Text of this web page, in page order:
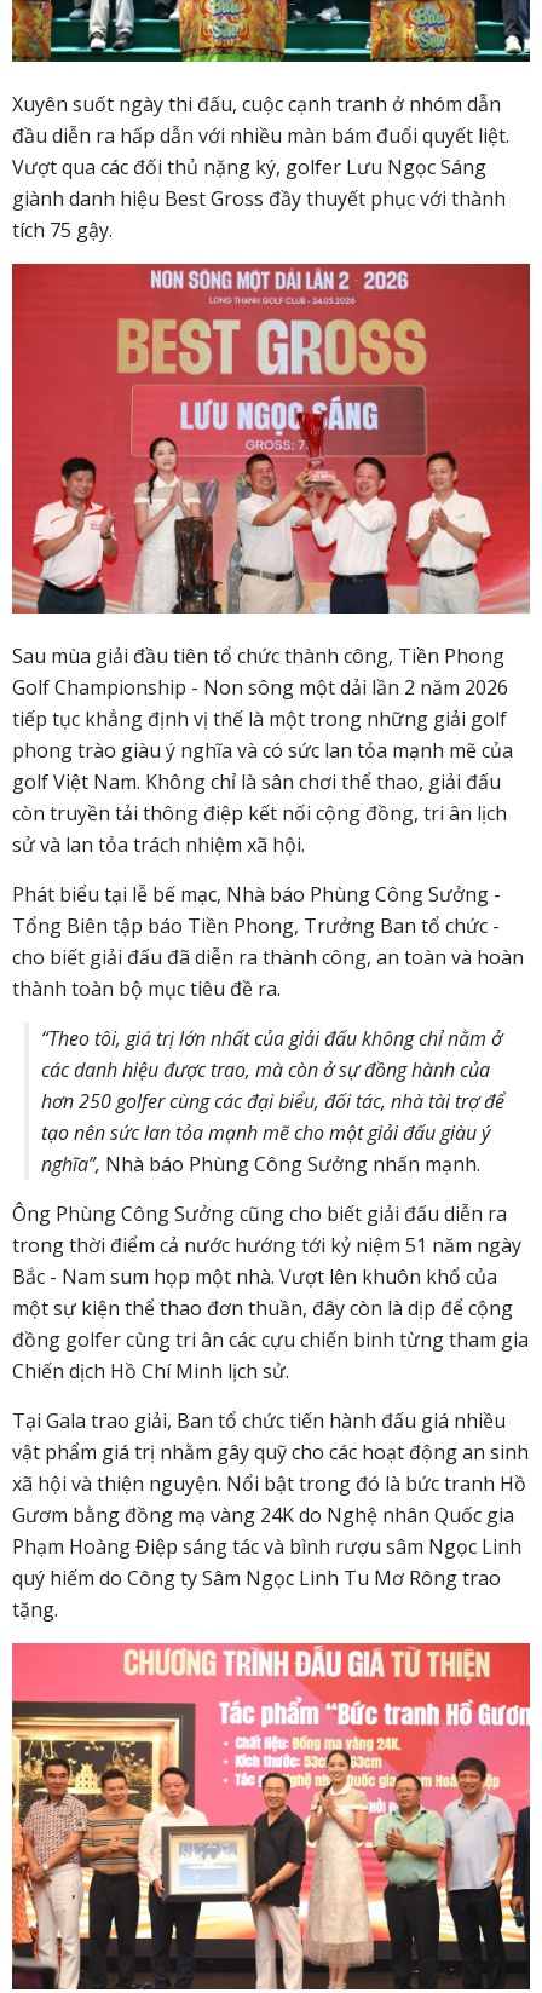
Xuyên suốt ngày thi đấu, cuộc cạnh tranh ở nhóm dẫn
đầu diễn ra hấp dẫn với nhiều màn bám đuổi quyết liệt.
Vượt qua các đối thủ nặng ký, golfer Lưu Ngọc Sáng
giành danh hiệu Best Gross đầy thuyết phục với thành
tích 75 gậy.
Sau mùa giải đầu tiên tổ chức thành công, Tiền Phong
Golf Championship - Non sông một dải lần 2 năm 2026
tiếp tục khẳng định vị thế là một trong những giải golf
phong trào giàu ý nghĩa và có sức lan tỏa mạnh mẽ của
golf Việt Nam. Không chỉ là sân chơi thể thao, giải đấu
còn truyền tải thông điệp kết nối cộng đồng, tri ân lịch
sử và lan tỏa trách nhiệm xã hội.
Phát biểu tại lễ bế mạc, Nhà báo Phùng Công Sưởng -
Tổng Biên tập báo Tiền Phong, Trưởng Ban tổ chức -
cho biết giải đấu đã diễn ra thành công, an toàn và hoàn
thành toàn bộ mục tiêu đề ra.
“Theo tôi, giá trị lớn nhất của giải đấu không chỉ nằm ở
các danh hiệu được trao, mà còn ở sự đồng hành của
hơn 250 golfer cùng các đại biểu, đối tác, nhà tài trợ để
tạo nên sức lan tỏa mạnh mẽ cho một giải đấu giàu ý
nghĩa”, Nhà báo Phùng Công Sưởng nhấn mạnh.
Ông Phùng Công Sưởng cũng cho biết giải đấu diễn ra
trong thời điểm cả nước hướng tới kỷ niệm 51 năm ngày
Bắc - Nam sum họp một nhà. Vượt lên khuôn khổ của
một sự kiện thể thao đơn thuần, đây còn là dịp để cộng
đồng golfer cùng tri ân các cựu chiến binh từng tham gia
Chiến dịch Hồ Chí Minh lịch sử.
Tại Gala trao giải, Ban tổ chức tiến hành đấu giá nhiều
vật phẩm giá trị nhằm gây quỹ cho các hoạt động an sinh
xã hội và thiện nguyện. Nổi bật trong đó là bức tranh Hồ
Gươm bằng đồng mạ vàng 24K do Nghệ nhân Quốc gia
Phạm Hoàng Điệp sáng tác và bình rượu sâm Ngọc Linh
quý hiếm do Công ty Sâm Ngọc Linh Tu Mơ Rông trao
tặng.